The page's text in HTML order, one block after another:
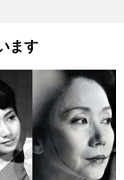
ます